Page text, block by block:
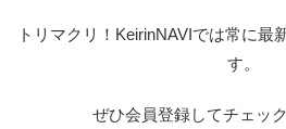
トリマクリ！KeirinNAVIでは常に最
す。
ぜひ会員登録してチェッ